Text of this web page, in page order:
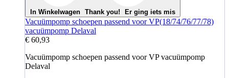
In Winkelwagen Thank you! Er ging iets mis
Vacuümpomp schoepen passend voor VP(18/74/76/77/78)
vacuümpomp Delaval
€ 60,93
Vacuümpomp schoepen passend voor VP vacuümpomp
Delaval